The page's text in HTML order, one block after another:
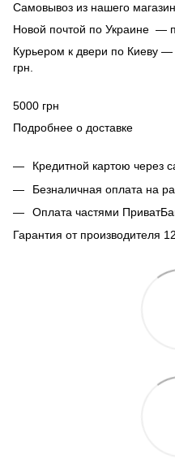
Самовывоз из нашего
Новой почтой по Украине —
Курьером к двери по Киеву
грн.
100 грн при
5000 грн
Подробнее о доставке
Кредитной картою через
Безналичная оплата на
Оплата частями
Гарантия от производителя